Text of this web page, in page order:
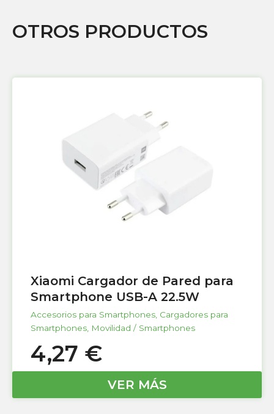
OTROS PRODUCTOS
Xiaomi Cargador de Pared para
Smartphone USB-A 22.5W
Accesorios para Smartphones, Cargadores para
Smartphones, Movilidad / Smartphones
4,27 €
VER MÁS